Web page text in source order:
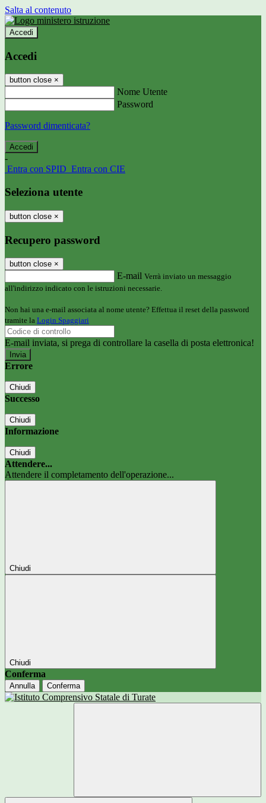
Salta al contenuto
Accedi
Accedi
button close ×
Nome Utente
Password
Password dimenticata?
-
Entra con SPID Entra con CIE
Seleziona utente
button close ×
Recupero password
button close ×
E-mail Verrà inviato un messaggio
all'indirizzo indicato con le istruzioni necessarie.
Non hai una e-mail associata al nome utente? Effettua il reset della password
tramite la Login Spaggiari
E-mail inviata, si prega di controllare la casella di posta elettronica!
Errore
Chiudi
Successo
Chiudi
Informazione
Chiudi
Attendere...
Attendere il completamento dell'operazione...
Chiudi
Chiudi
Conferma
Annulla Conferma